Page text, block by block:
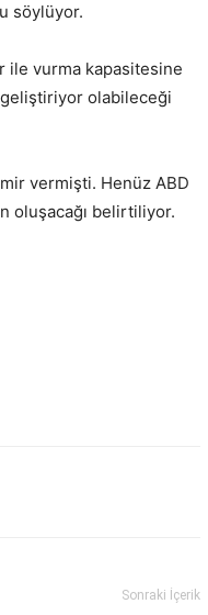
söylüyor.
ile vurma kapasitesine
olabileceği
vermişti. Henüz ABD
oluşacağı belirtiliyor.
Sonraki İçerik